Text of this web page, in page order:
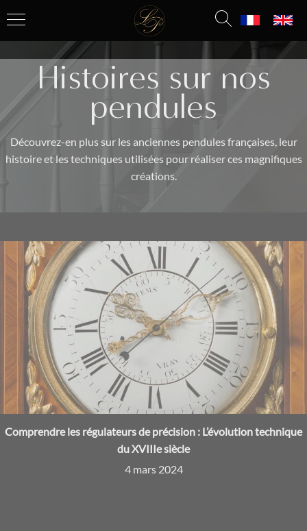
Histoires sur nos
pendules
Découvrez-en plus sur les anciennes pendules françaises, leur
histoire et les techniques utilisées pour réaliser ces magnifiques
créations.
Comprendre les régulateurs de précision : L’évolution technique
du XVIIIe siècle
4 mars 2024